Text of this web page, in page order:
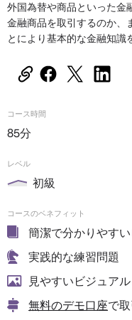
外国為替や商品といった金
金融商品を取引するのか、
とにより基本的な金融知識
コース時間
85分
レベル
初級
コースのベネフィット
簡潔で分かりやす
実践的な練習問題
見やすいビジュア
無料のデモ口座で